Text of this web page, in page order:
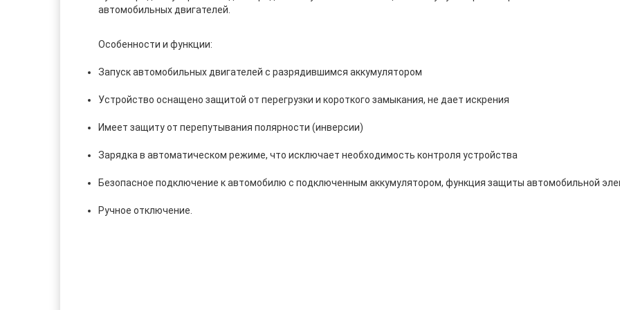
автомобильных двигателей.
Особенности и функции:
Запуск автомобильных двигателей с разрядившимся аккумулятором
Устройство оснащено защитой от перегрузки и короткого замыкания, не дает искрения
Имеет защиту от перепутывания полярности (инверсии)
Зарядка в автоматическом режиме, что исключает необходимость контроля устройства
Безопасное подключение к автомобилю с подключенным аккумулятором, функция защиты автомобильной
Ручное отключение.